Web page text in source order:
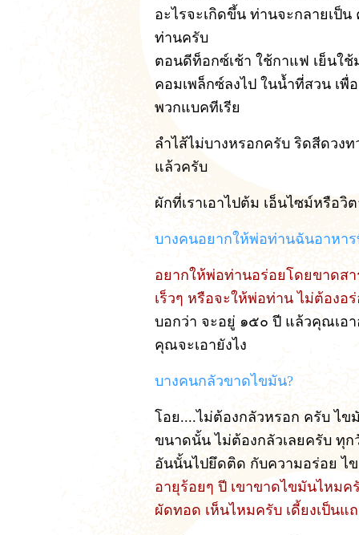
อะไรจะเกิดขึ้น ท่านจะกลายเป็
ท่านครับ
ตอนดีท็อกซ์เช้า ใช้กาแฟ เย็นใ
คอมเพล็กซ์ลงไป ในน้ำที่สวน เพื่
พวกแบคทีเรีย
ลำไส้ไม่บางหรอกครับ ริดสีดวง
แล้วครับ
ผักที่เราเอาไปต้ม เอ็นไซม์หรือ
บางคนอยากให้พ่อท่านฉันอาหาร
อยากให้พ่อท่านอร่อยโดยขาดส
เร็วๆ หรือจะให้พ่อท่าน ไม่ต้อง
บอกว่า จะอยู่ ๑๕๐ ปี แล้วคุณเอ
คุณจะเอายังไง
บางคนกลัวขาดไขมัน?
โอย....ไม่ต้องกลัวหรอก ครับ ไ
ขนาดนั้น ไม่ต้องกลัวเลยครับ ทุ
อันนั้นไปยึดติด กับความอร่อย ไ
อายุร้อยๆ ปี เขาขาดไขมันไหม
ผัดทอด เห็นไหมครับ เดี้ยงเป็นแ